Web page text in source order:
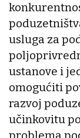
usluga za
ustanove i
omogućiti
razvoj
učinkovitu